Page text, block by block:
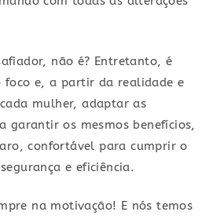
não é? Entretanto, é
e, a partir da realidade e
mulher, adaptar as
garantir os mesmos benefícios,
confortável para cumprir o
e eficiência.
na motivação! E nós temos